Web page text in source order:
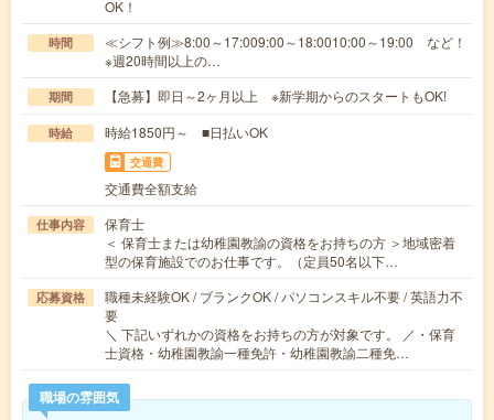
OK！
時間
≪シフト例≫8:00～17:009:00～18:0010:00～19:00 など！
※週20時間以上の…
期間 【急募】即日～2ヶ月以上 ※新学期からのスタートもOK!
時給 時給1850円～ ■日払いOK
交通費
交通費全額支給
仕事内容
保育士
＜ 保育士または幼稚園教諭の資格をお持ちの方 ＞地域密着
型の保育施設でのお仕事です。（定員50名以下…
応募資格
職種未経験OK / ブランクOK / パソコンスキル不要 / 英語力不
要
＼ 下記いずれかの資格をお持ちの方が対象です。 ／・保育
士資格・幼稚園教諭一種免許・幼稚園教諭二種免…
職場の雰囲気